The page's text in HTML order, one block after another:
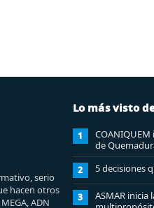
serio
hacen otros
ADN
Lo más visto
1
de
2 5 decisiones
3
ASMAR